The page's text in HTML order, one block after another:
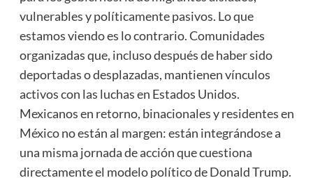
vulnerables y políticamente pasivos. Lo que
estamos viendo es lo contrario. Comunidades
organizadas que, incluso después de haber sido
deportadas o desplazadas, mantienen vínculos
activos con las luchas en Estados Unidos.
Mexicanos en retorno, binacionales y residentes en
México no están al margen: están integrándose a
una misma jornada de acción que cuestiona
directamente el modelo político de Donald Trump.